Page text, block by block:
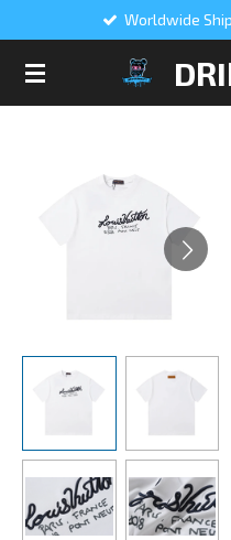
Worldwide